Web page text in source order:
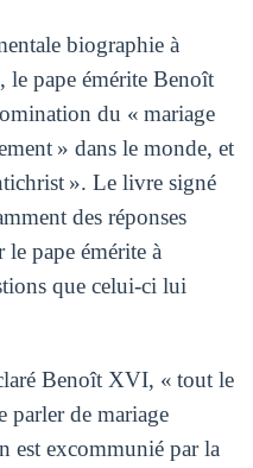
biographie à
le pape émérite Benoît
du « mariage
» dans le monde, et
». Le livre signé
des réponses
le pape émérite à
que celui-ci lui
Benoît XVI, « tout le
parler de mariage
est excommunié par la